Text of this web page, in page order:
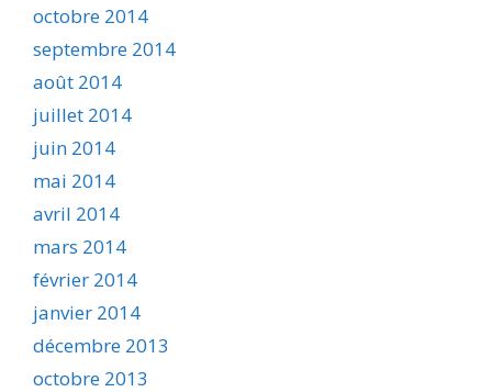
octobre 2014
septembre 2014
août 2014
juillet 2014
juin 2014
mai 2014
avril 2014
mars 2014
février 2014
janvier 2014
décembre 2013
octobre 2013